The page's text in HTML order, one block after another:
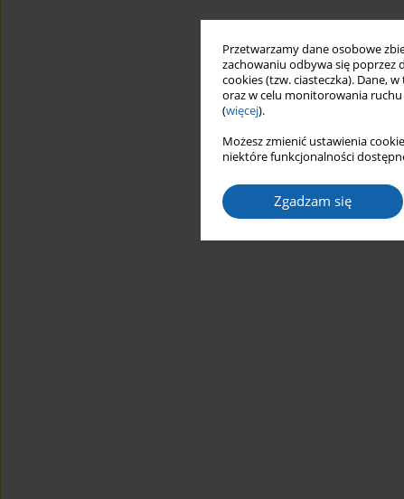
Przetwarzamy dane osobowe
zachowaniu odbywa się poprzez
cookies (tzw. ciasteczka). Dane,
oraz w celu monitorowania ruchu
(więcej).
Możesz zmienić ustawienia
niektóre funkcjonalności
Zgadzam się